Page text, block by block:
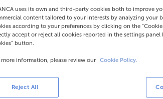
uses its own and third-party cookies both to improve
content tailored to your interests by analyzing your
according to your preferences by clicking on the
accept or reject all cookies reported in the settings
button.
more information, please review our Cookie Policy.
Reject All